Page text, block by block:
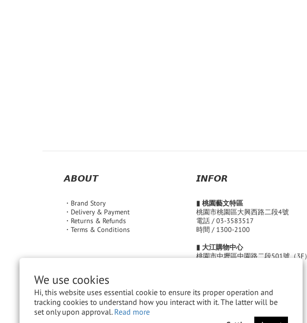
We use cookies
Hi, this website uses essential cookie to ensure its proper operation and
tracking cookies to understand how you interact with it. The latter will be
set only upon approval. Read more
𝘼𝘽𝙊𝙐𝙏
・Brand Story
・Delivery & Payment
・Returns & Refunds
・Terms & Conditions
𝙄𝙉𝙁𝙊𝙍
▮ 桃園藝文特區
桃園市桃園區大興西路二段4號
電話 / 03-3583517
時間 / 1300-2100
▮ 大江購物中心
桃園市中壢區中園路二段501號（3F）
( Fri. - Sat. ) 11:00 - 22:30